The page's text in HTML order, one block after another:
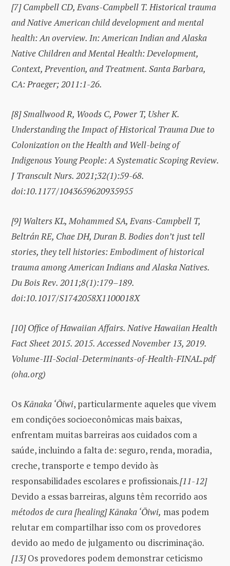
[7] Campbell CD, Evans-Campbell T. Historical trauma
and Native American child development and mental
health: An overview. In: American Indian and Alaska
Native Children and Mental Health: Development,
Context, Prevention, and Treatment. Santa Barbara,
CA: Praeger; 2011:1-26.
[8]Smallwood R, Woods C, Power T, Usher K.
Understanding the Impact of Historical Trauma Due to
Colonization on the Health and Well-being of
Indigenous Young People: A Systematic Scoping Review.
J Transcult Nurs. 2021;32(1):59-68.
doi:10.1177/1043659620935955
[9] Walters KL, Mohammed SA, Evans-Campbell T,
Beltrán RE, Chae DH, Duran B. Bodies don’t just tell
stories, they tell histories: Embodiment of historical
trauma among American Indians and Alaska Natives.
Du Bois Rev. 2011;8(1):179–189.
doi:10.1017/S1742058X1100018X
[10] Office of Hawaiian Affairs. Native Hawaiian Health
Fact Sheet 2015. 2015. Accessed November 13, 2019.
Volume-III-Social-Determinants-of-Health-FINAL.pdf
(oha.org)
OsKānaka ‘Ōiwi, particularmente aqueles que vivem
em condições socioeconômicas mais baixas,
enfrentam muitas barreiras aos cuidados com a
saúde, incluindo a falta de: seguro, renda, moradia,
creche, transporte e tempo devido às
responsabilidades escolares e profissionais.[11-12]
Devido a essas barreiras, alguns têm recorrido aos
métodos de cura [healing] Kānaka ‘Ōiwi, mas podem
relutar em compartilhar isso com os provedores
devido ao medo de julgamento ou discriminação.
[13]Os provedores podem demonstrar ceticismo